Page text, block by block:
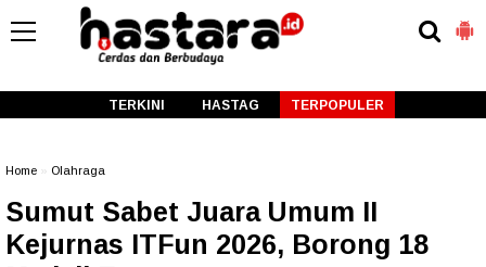
TERKINI HASTAG TERPOPULER
Home Olahraga
Sumut Sabet Juara Umum II
Kejurnas ITFun 2026, Borong 18